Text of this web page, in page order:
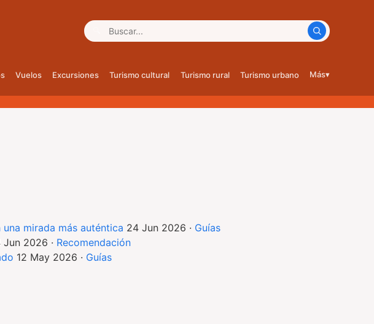
Buscar:
Vuelos Excursiones Turismo cultural Turismo rural Turismo urbano Más▾
mirada más auténtica 24 Jun 2026 · Guías
Jun 2026 · Recomendación
12 May 2026 · Guías